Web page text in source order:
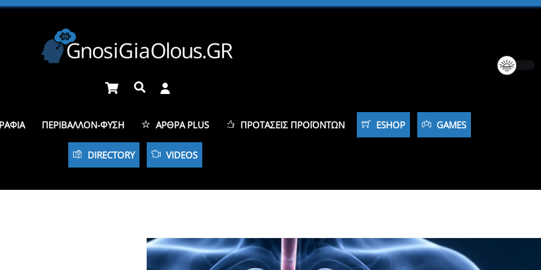
Cart Αναζήτηση
ΠΕΡΙΒΆΛΛΟΝ-ΦΎΣΗ ΆΡΘΡΑ PLUS ΠΡΟΤΆΣΕΙΣ ΠΡΟΪΌΝΤΩΝ ESHOP GAMES
DIRECTORY VIDEOS